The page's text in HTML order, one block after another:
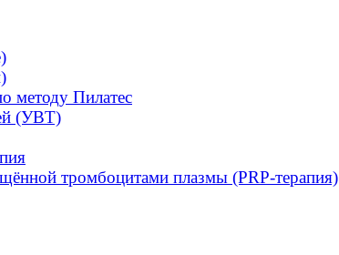
методу Пилатес
(УВТ)
тромбоцитами плазмы (PRP-терапия)